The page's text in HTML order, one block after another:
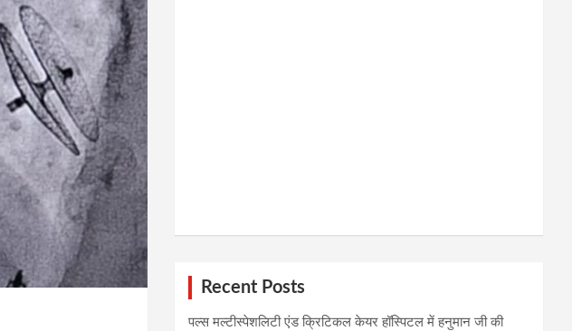
Recent Posts
पल्स मल्टीस्पेशलिटी एंड क्रिटिकल केयर हॉस्पिटल में हनुमान जी की